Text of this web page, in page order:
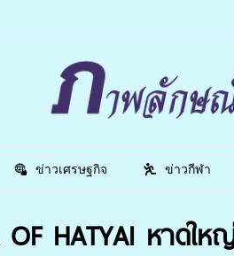
ข่าวเศรษฐกิจ ข่าวกีฬา
HATYAI หาดให